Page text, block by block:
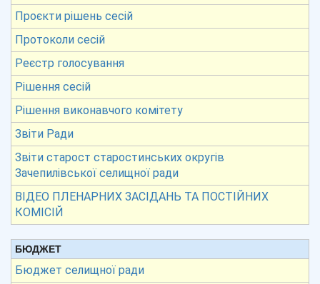
Проєкти рішень сесій
Протоколи сесій
Реєстр голосування
Рішення сесій
Рішення виконавчого комітету
Звіти Ради
Звіти старост старостинських округів
Зачепилівської селищної ради
ВІДЕО ПЛЕНАРНИХ ЗАСІДАНЬ ТА ПОСТІЙНИХ
КОМІСІЙ
БЮДЖЕТ
Бюджет селищної ради